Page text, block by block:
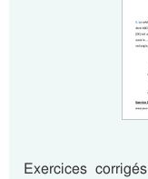
Exercices